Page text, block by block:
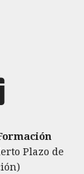
Plazo de